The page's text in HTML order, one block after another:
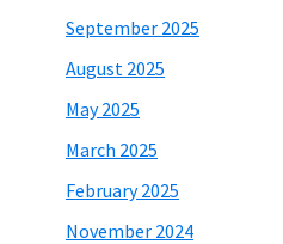
September 2025
August 2025
May 2025
March 2025
February 2025
November 2024